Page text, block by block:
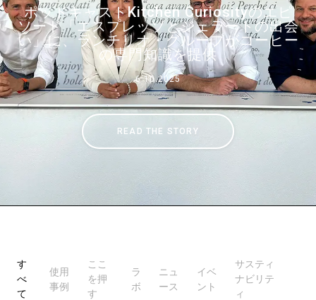
ポッドキャストKitchen Curiosityのエピ
ソード「エスプレッソとジェラートの出会
い」に、ランチリオ・グループがコーヒー
の専門知識を提供
6.10.2025
READ THE STORY
す
べ
て
使用
事例
ここ
を押
す
ラ
ボ
ニュ
ース
イベ
ント
サスティ
ナビリテ
ィ
Our brands
グループ
ニュース
歴史
サスティナビリティ